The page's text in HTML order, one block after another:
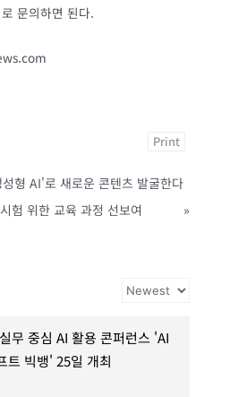
문의하면 된다.
Print
형 AI'로 새로운 콘텐츠 발굴한다
험 위한 교육 과정 선보여
»
무 중심 AI 활용 콘퍼런스 'AI
트 빅뱅' 25일 개최